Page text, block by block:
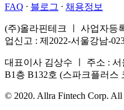
FAQ
블로그 채용정보
(주)올라핀테크 ㅣ 사업자등
업신고 : 제2022-서울강남-
대표이사 김상수 ㅣ 주소 :
B1층 B132호 (스파크플러스
© 2020. Allra Fintech Corp. All